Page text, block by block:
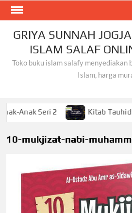
Skip
contentGRIYA SUNNAH
ISLAM SALAF
Toko buku islam salafy menyediakan
Islam, harga
Seri 2 Kitab Tauhid
10-mukjizat-nabi-